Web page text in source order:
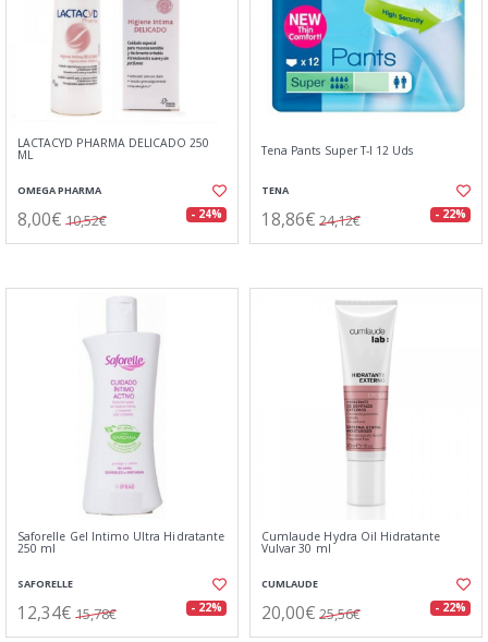
LACTACYD PHARMA DELICADO 250
ML
OMEGA PHARMA
8,00€ 10,52€ - 24%
Tena Pants Super T-l 12 Uds
TENA
18,86€ 24,12€ - 22%
Saforelle Gel Intimo Ultra Hidratante
250 ml
SAFORELLE
12,34€ 15,78€ - 22%
Cumlaude Hydra Oil Hidratante
Vulvar 30 ml
CUMLAUDE
20,00€ 25,56€ - 22%